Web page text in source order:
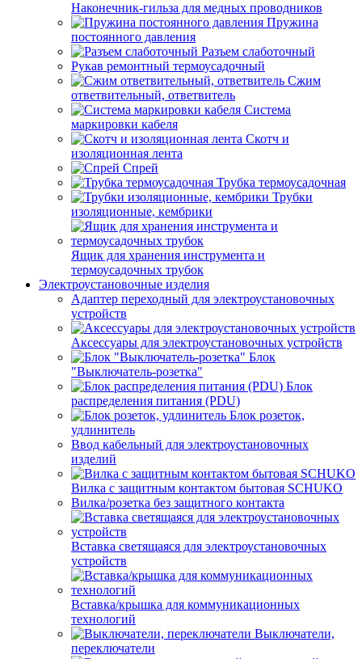
Наконечник-гильза для медных проводников
Пружина
постоянного давления
Разъем слаботочный
Рукав ремонтный термоусадочный
Сжим
ответвительный, ответвитель
Система
маркировки кабеля
Скотч и
изоляционная лента
Спрей
Трубка термоусадочная
Трубки
изоляционные, кембрики
Ящик для хранения инструмента и
термоусадочных трубок
Электроустановочные изделия
Адаптер переходный для электроустановочных
устройств
Аксессуары для электроустановочных устройств
Блок
"Выключатель-розетка"
Блок
распределения питания (PDU)
Блок розеток,
удлинитель
Ввод кабельный для электроустановочных
изделий
Вилка с защитным контактом бытовая SCHUKO
Вилка/розетка без защитного контакта
Вставка светящаяся для электроустановочных
устройств
Вставка/крышка для коммуникационных
технологий
Выключатели,
переключатели